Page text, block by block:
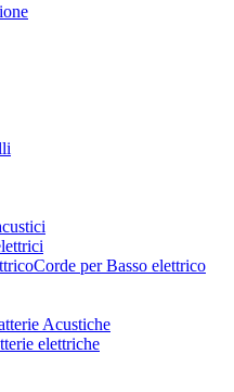
Corde per Basso elettrico
Acustiche
elettriche